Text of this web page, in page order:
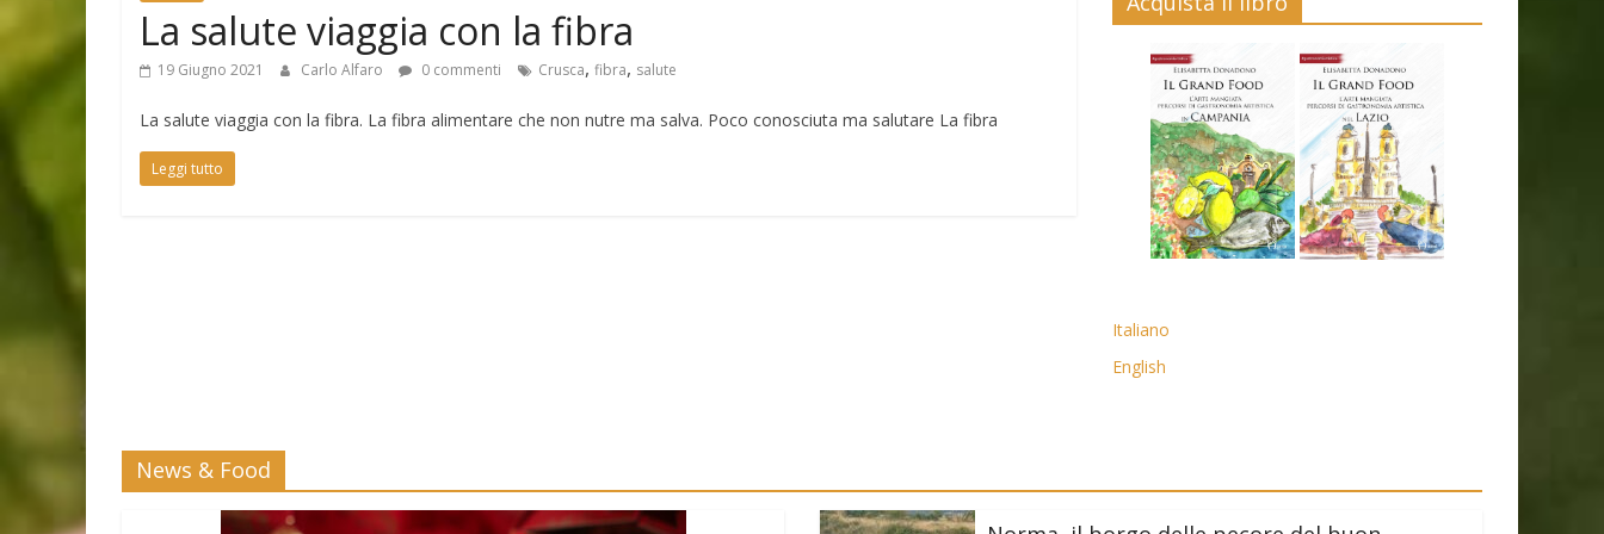
La salute viaggia con la fibra
19 Giugno 2021 Carlo Alfaro 0 commenti Crusca, fibra, salute
La salute viaggia con la fibra. La fibra alimentare che non nutre ma salva. Poco conosciuta ma salutare La fibra
Leggi tutto
Italiano
English
News & Food